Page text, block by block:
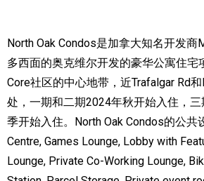
加拿大的历史文化
加拿大社会保险系统
定居安大略省
安大略省免费医疗保险
加拿大的福利制度
North Oak Condos是加拿大知名开发商
多西面的奥克维尔开发的豪华公寓住宅
Core社区的中心地带，近Trafalgar Rd
处，一期和二期2024年秋开始入住，
季开始入住。North Oak Condos的公共
Centre, Games Lounge, Lobby with
Lounge, Private Co-Working Lounge,